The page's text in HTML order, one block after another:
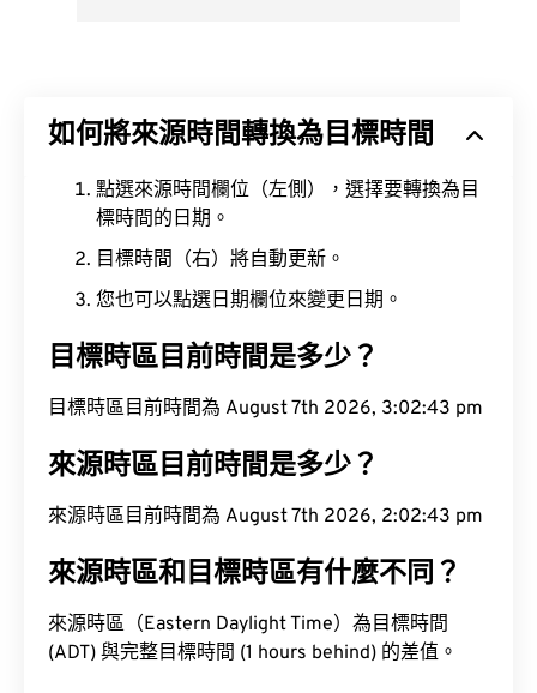
如何將來源時間轉換為目標時間
點選來源時間欄位（左側），選擇要轉換為目
標時間的日期。
目標時間（右）將自動更新。
您也可以點選日期欄位來變更日期。
目標時區目前時間是多少？
目標時區目前時間為 August 7th 2026, 3:02:44 pm
來源時區目前時間是多少？
來源時區目前時間為 August 7th 2026, 2:02:44 pm
來源時區和目標時區有什麼不同？
來源時區（Eastern Daylight Time）為目標時間
(ADT) 與完整目標時間 (1 hours behind) 的差值。